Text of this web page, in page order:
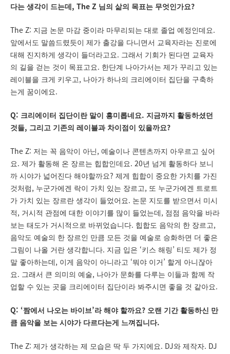
다는 생각이 드는데 , The Z 님의 삶의 목표는 무엇인가요?
The Z: 지금 논문 마감 중이라 마무리되는 대로 졸업 예정인데요 .
앞에서도 말씀드렸듯이 제가 출강을 다니면서 교육자라는 진로에
대해 진지하게 생각이 들더라고요 . 그래서 기회가 된다면 교육자
의 길을 걷는 것이 목표고요 . 한단계 나아가서는 제가 꾸리고 있는
레이블을 크게 키우고 , 나아가 하나의 크리에이터 집단을 구축하
는게 꿈이에요 .
Q: 크리에이터 집단이란 말이 흥미롭네요. 지금까지 활동하셨던
것들, 그리고 기존의 레이블과 차이점이 있을까요?
The Z: 저는 꼭 음악이 아닌 , 예술이나 콘텐츠까지 아우르고 싶어
요 . 제가 활동해 온 장르는 힙합인데요 . 20년 넘게 활동하다 보니
까 시야가 넓어진다 해야할까요? 제게 힙합이 중요한 가치를 가진
것처럼 , 누군가에겐 락이 가치 있는 장르고 , 또 누군가에겐 트로트
가 가치 있는 장르란 생각이 들었어요 . 논문 지도를 받으면서 미시
적 , 거시적 관점에 대한 이야기를 많이 들었는데 , 점점 음악을 바라
보는 태도가 거시적으로 바뀌었습니다. 힙합도 음악의 한 장르고 ,
음악도 예술의 한 장르인 만큼 모든 것을 예술로 승화하면 더 좋은
그림이 나올 거란 생각합니다. 지금 입은 ‘키스 해링 ’ 티도 제가 정
말 좋아하는데 , 이게 음악이 아니라고 ‘뭐야 이거 ’ 할게 아니잖아
요 . 그래서 큰 의미의 예술, 나아가 문화를 다루는 이들과 함께 작
업할 수 있는 곳을 크리에이터 집단이라 봐주시면 좋을 것 같아요 .
Q: ‘짬에서 나오는 바이브’라 해야 할까요? 오랜 기간 활동하신 만
큼 음악을 보는 시야가 다르다는게 느껴집니다.
The Z: 제가 생각하는 제 모습은 딱 두 가지에요 . DJ와 제작자. DJ